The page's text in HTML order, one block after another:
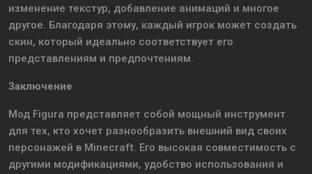
изменение текстур, добавление анимаций и многое
другое. Благодаря этому, каждый игрок может создать
скин, который идеально соответствует его
представлениям и предпочтениям.
Заключение
Мод Figura представляет собой мощный инструмент
для тех, кто хочет разнообразить внешний вид своих
персонажей в Minecraft. Его высокая совместимость с
другими модификациями, удобство использования и